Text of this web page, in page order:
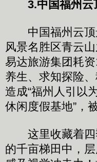
3.中国福州
中国福州云顶
风景名胜区青云
易达旅游集团耗
养生、求知探险
造成“福州人引以
休闲度假基地”，
这里收藏着四
的千亩梯田中，